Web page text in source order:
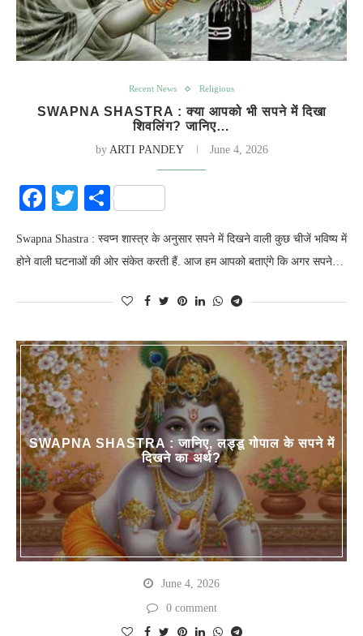
Recent News Religious
SWAPNA SHASTRA : क्या आपको भी सपने में दिखा
शिवलिंग? जानिए…
by ARTI PANDEY June 4, 2026
Facebook
Twitter
Share
Swapna Shastra : स्वप्न शास्त्र के अनुसार सपने में दिखने वाली कुछ चीजें भविष्य में
होने वाली घटनाओं की ओर संकेत करती हैं. आज हम आपको बताएंगे कि अगर सपने…
SWAPNA SHASTRA : जानिए, लड्डू गोपाल के सपने में
दिखने का अर्थ?
June 4, 2026
0 comment